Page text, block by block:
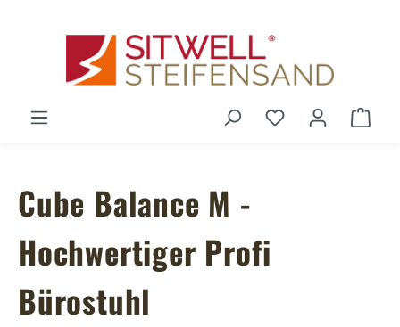
Du hast 0
Cube Balance M -
Hochwertiger Profi
Bürostuhl